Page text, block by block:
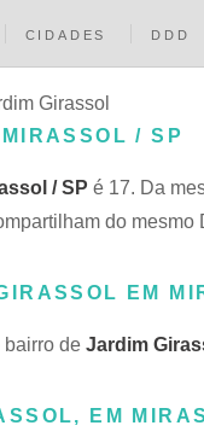
CIDADES DDD
Girassol
/ SP
/ SP é 17. Da
do mesmo
EM
bairro de Jardim
EM